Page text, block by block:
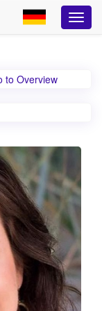
to Overview